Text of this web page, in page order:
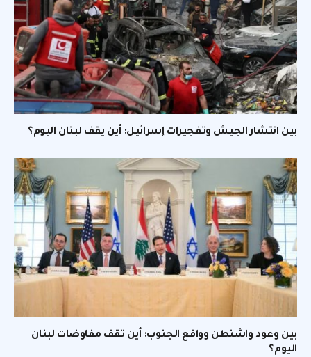
بين انتشار الجيش وتفجيرات إسرائيل: أين يقف لبنان اليوم؟
بين وعود واشنطن وواقع الجنوب: أين تقف مفاوضات لبنان
اليوم؟